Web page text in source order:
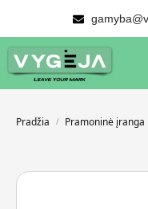
Pradžia / Pramoninė įranga